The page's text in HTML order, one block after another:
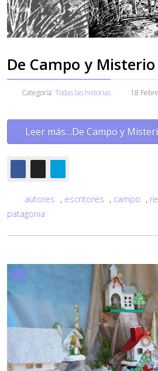
De Campo y Misterio
Categoría: Todas las historias 18
Leer más…De Campo y
autores , escritores , campo ,
patagonia